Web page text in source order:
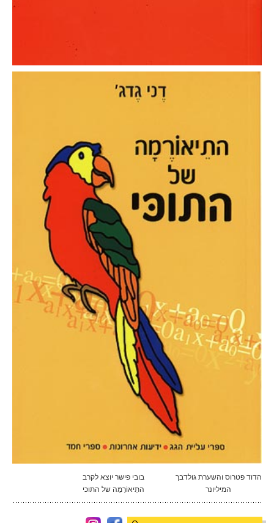
הדוד פטרוס והשערת גולדבך
בובי פישר יוצא לקרב
המיליונר
התֵיאוֹרֶמָה של התוכי